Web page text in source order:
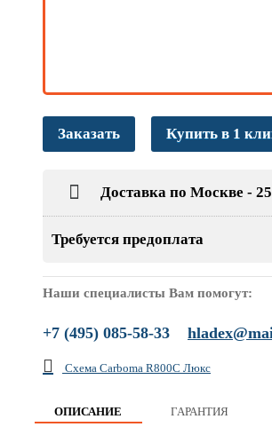
Заказать Купить в 1
Доставка по Москве -
Требуется предоплата
Наши специалисты Вам помогут:
+7 (495) 085-58-33
Схема Carboma R800C Люкс
ОПИСАНИЕ ГАРАНТИЯ